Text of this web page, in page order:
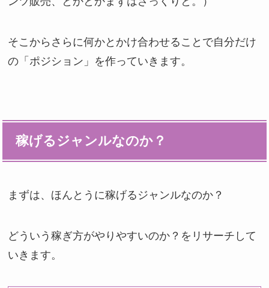
そこからさらに何かとかけ合わせることで自分だけ
の「ポジション」を作っていきます。
稼げるジャンルなのか？
まずは、ほんとうに稼げるジャンルなのか？
どういう稼ぎ方がやりやすいのか？をリサーチして
いきます。